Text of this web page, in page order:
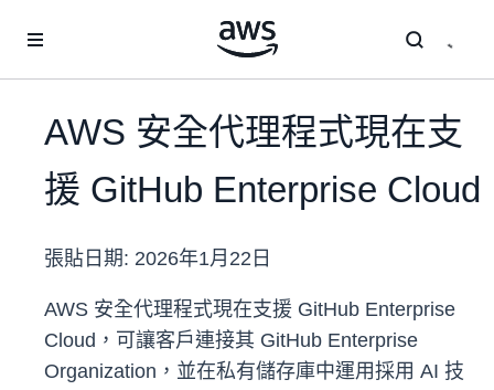
AWS 安全代理程式現在支
援 GitHub Enterprise Cloud
張貼日期: 2026年1月22日
AWS 安全代理程式現在支援 GitHub Enterprise
Cloud，可讓客戶連接其 GitHub Enterprise
Organization，並在私有儲存庫中運用採用 AI 技